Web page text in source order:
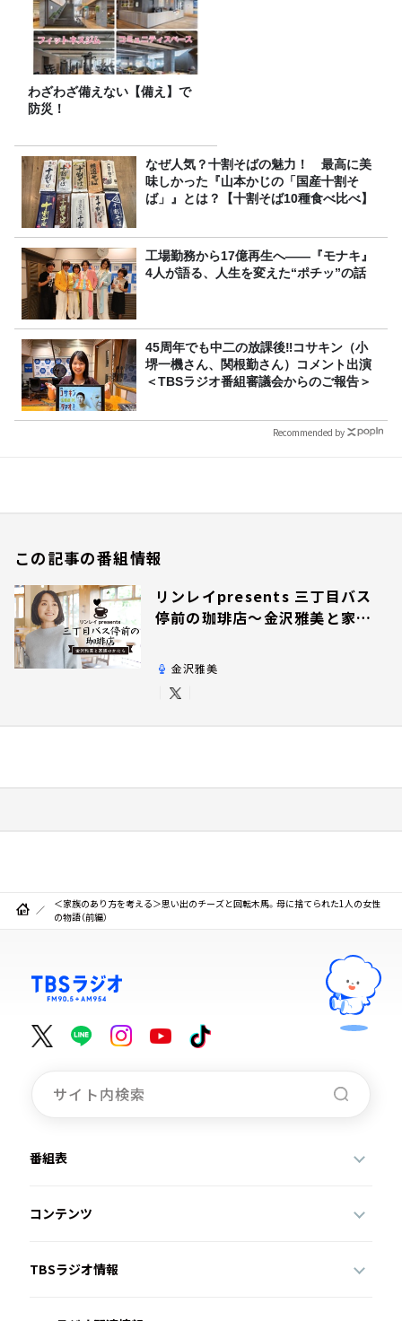
わざわざ備えない【備え】で
防災！
なぜ人気？十割そばの魅力！ 最高に美
味しかった『山本かじの「国産十割そ
ば」』とは？【十割そば10種食べ比べ】
工場勤務から17億再生へ——『モナキ』
4人が語る、人生を変えた“ポチッ”の話
45周年でも中二の放課後‼コサキン（小
堺一機さん、関根勤さん）コメント出演
＜TBSラジオ番組審議会からのご報告＞
Recommended by
この記事の番組情報
リンレイpresents 三丁目バス
停前の珈琲店～金沢雅美と家族
金沢雅美
＜家族のあり方を考える＞思い出のチーズと回転木馬。母に捨てられた1人の女性
の物語（前編）
番組表
コンテンツ
TBSラジオ情報